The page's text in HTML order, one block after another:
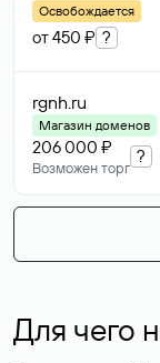
Освобождается
от 450 ₽ ?
rgnh.ru
Магазин доменов
206 000 ₽
Возможен торг
?
Для чего